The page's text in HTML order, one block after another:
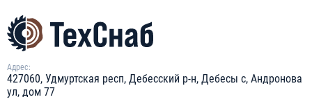
Адрес:
427060, Удмуртская респ, Дебесский р-н, Дебесы с, Андронова
ул, дом 77